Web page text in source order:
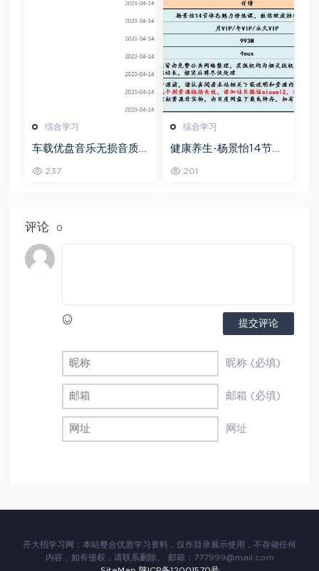
综合学习
车载优盘音乐无损音质
网盘打包下载
237
综合学习
健康养生-杨景怡14节体
现东方美,百度网盘资源
201
评论 0
提交评论
昵称 (必填)
邮箱 (必填)
网址
开大招学习网：本站整合优质学习资料，仅作目录展示使用，不存储任何
内容，如有侵权，请联系删除。 邮箱：777999@mail.com